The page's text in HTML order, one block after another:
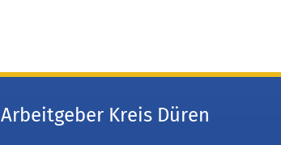
Arbeitgeber Kreis Düren